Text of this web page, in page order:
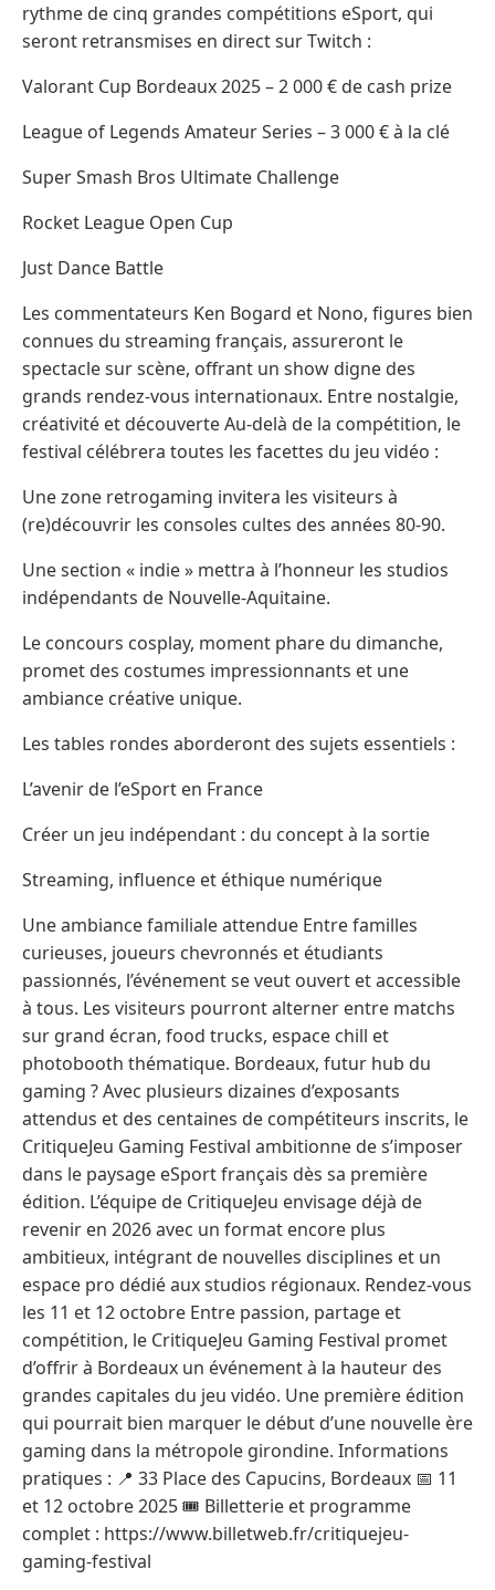
rythme de cinq grandes compétitions eSport, qui
seront retransmises en direct sur Twitch :
Valorant Cup Bordeaux 2025 – 2 000 € de cash prize
League of Legends Amateur Series – 3 000 € à la clé
Super Smash Bros Ultimate Challenge
Rocket League Open Cup
Just Dance Battle
Les commentateurs Ken Bogard et Nono, figures bien
connues du streaming français, assureront le
spectacle sur scène, offrant un show digne des
grands rendez-vous internationaux. Entre nostalgie,
créativité et découverte Au-delà de la compétition, le
festival célébrera toutes les facettes du jeu vidéo :
Une zone retrogaming invitera les visiteurs à
(re)découvrir les consoles cultes des années 80-90.
Une section « indie » mettra à l’honneur les studios
indépendants de Nouvelle-Aquitaine.
Le concours cosplay, moment phare du dimanche,
promet des costumes impressionnants et une
ambiance créative unique.
Les tables rondes aborderont des sujets essentiels :
L’avenir de l’eSport en France
Créer un jeu indépendant : du concept à la sortie
Streaming, influence et éthique numérique
Une ambiance familiale attendue Entre familles
curieuses, joueurs chevronnés et étudiants
passionnés, l’événement se veut ouvert et accessible
à tous. Les visiteurs pourront alterner entre matchs
sur grand écran, food trucks, espace chill et
photobooth thématique. Bordeaux, futur hub du
gaming ? Avec plusieurs dizaines d’exposants
attendus et des centaines de compétiteurs inscrits, le
CritiqueJeu Gaming Festival ambitionne de s’imposer
dans le paysage eSport français dès sa première
édition. L’équipe de CritiqueJeu envisage déjà de
revenir en 2026 avec un format encore plus
ambitieux, intégrant de nouvelles disciplines et un
espace pro dédié aux studios régionaux. Rendez-vous
les 11 et 12 octobre Entre passion, partage et
compétition, le CritiqueJeu Gaming Festival promet
d’offrir à Bordeaux un événement à la hauteur des
grandes capitales du jeu vidéo. Une première édition
qui pourrait bien marquer le début d’une nouvelle ère
gaming dans la métropole girondine. Informations
pratiques : 📍 33 Place des Capucins, Bordeaux 📅 11
et 12 octobre 2025 🎟️ Billetterie et programme
complet : https://www.billetweb.fr/critiquejeu-
gaming-festival